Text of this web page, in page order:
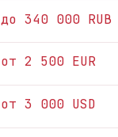
до 340 000 RUB
от 2 500 EUR
от 3 000 USD